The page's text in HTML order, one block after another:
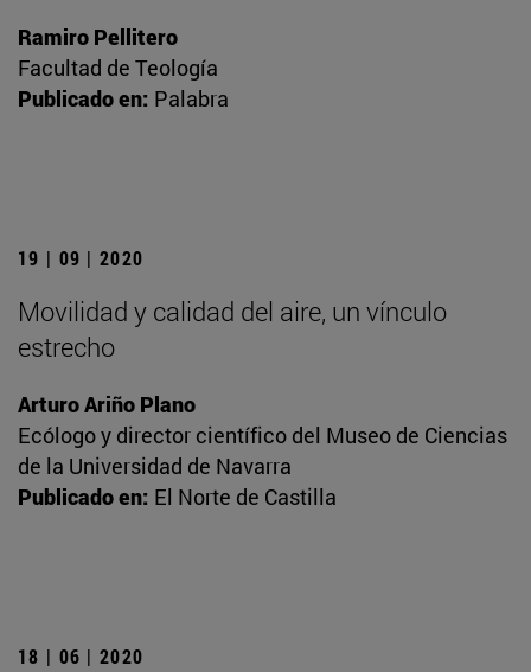
Ramiro Pellitero
Facultad de Teología
Publicado en: Palabra
19 | 09 | 2020
Movilidad y calidad del aire, un vínculo
estrecho
Arturo Ariño Plano
Ecólogo y director científico del Museo de Ciencias
de la Universidad de Navarra
Publicado en: El Norte de Castilla
18 | 06 | 2020